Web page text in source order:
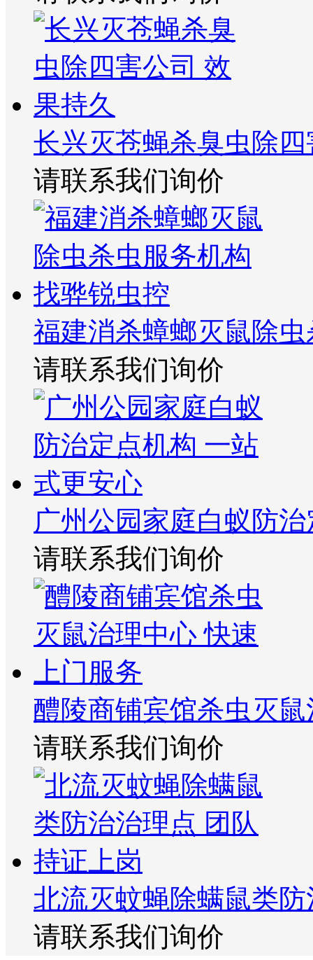
长兴灭苍蝇杀臭虫除
请联系我们询价
福建消杀蟑螂灭鼠除
请联系我们询价
广州公园家庭白蚁防
请联系我们询价
醴陵商铺宾馆杀虫灭
请联系我们询价
北流灭蚊蝇除螨鼠类
请联系我们询价